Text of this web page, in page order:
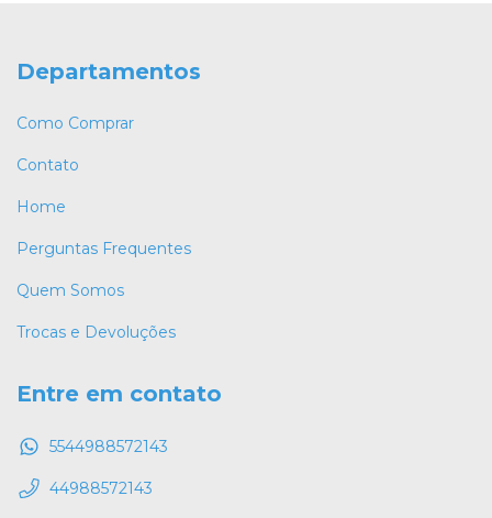
Departamentos
Como Comprar
Contato
Home
Perguntas Frequentes
Quem Somos
Trocas e Devoluções
Entre em contato
5544988572143
44988572143